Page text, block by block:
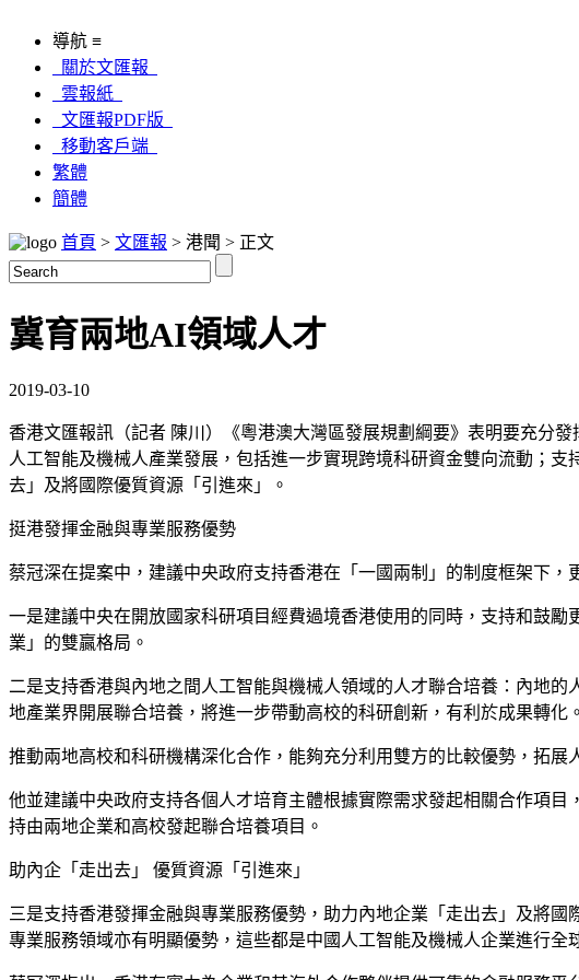
導航 ≡
關於文匯報
雲報紙
文匯報PDF版
移動客戶端
繁體
簡體
首頁 > 文匯報 > 港聞 > 正文
冀育兩地AI領域人才
2019-03-10
香港文匯報訊（記者 陳川）《粵港澳大灣區發展規劃綱要》表明要充分
人工智能及機械人產業發展，包括進一步實現跨境科研資金雙向流動；
去」及將國際優質資源「引進來」。
挺港發揮金融與專業服務優勢
蔡冠深在提案中，建議中央政府支持香港在「一國兩制」的制度框架下
一是建議中央在開放國家科研項目經費過境香港使用的同時，支持和鼓
業」的雙贏格局。
二是支持香港與內地之間人工智能與機械人領域的人才聯合培養：內地
地產業界開展聯合培養，將進一步帶動高校的科研創新，有利於成果轉化。
推動兩地高校和科研機構深化合作，能夠充分利用雙方的比較優勢，拓展
他並建議中央政府支持各個人才培育主體根據實際需求發起相關合作項
持由兩地企業和高校發起聯合培養項目。
助內企「走出去」 優質資源「引進來」
三是支持香港發揮金融與專業服務優勢，助力內地企業「走出去」及將
專業服務領域亦有明顯優勢，這些都是中國人工智能及機械人企業進行全